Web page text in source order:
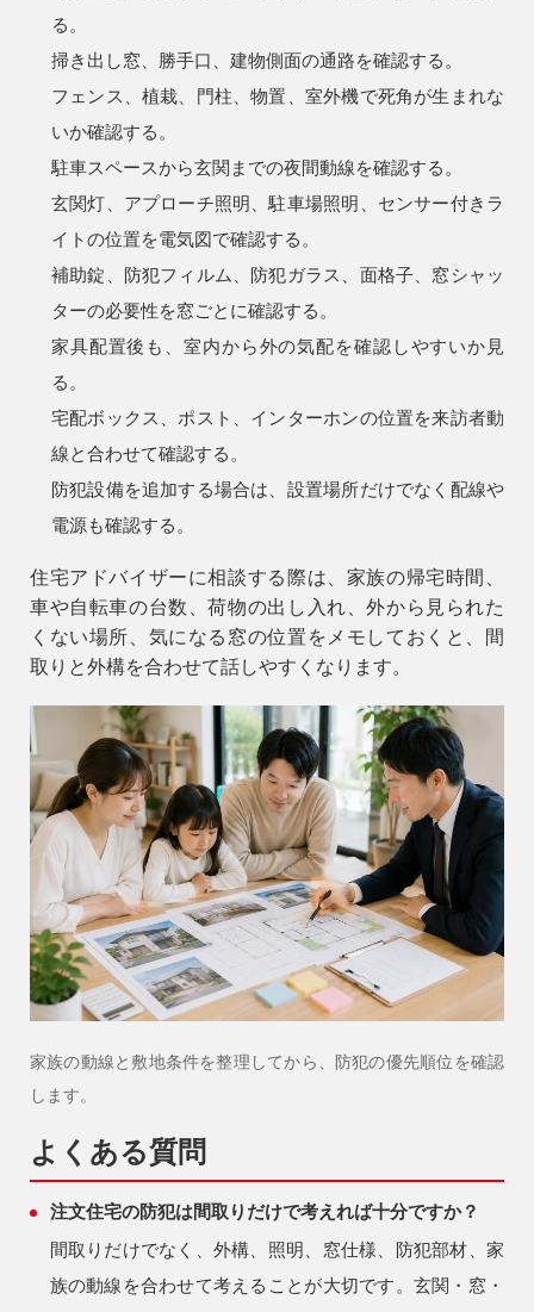
る。
掃き出し窓、勝手口、建物側面の通路を確認する。
フェンス、植栽、門柱、物置、室外機で死角が生まれな
いか確認する。
駐車スペースから玄関までの夜間動線を確認する。
玄関灯、アプローチ照明、駐車場照明、センサー付きラ
イトの位置を電気図で確認する。
補助錠、防犯フィルム、防犯ガラス、面格子、窓シャッ
ターの必要性を窓ごとに確認する。
家具配置後も、室内から外の気配を確認しやすいか見
る。
宅配ボックス、ポスト、インターホンの位置を来訪者動
線と合わせて確認する。
防犯設備を追加する場合は、設置場所だけでなく配線や
電源も確認する。
住宅アドバイザーに相談する際は、家族の帰宅時間、
車や自転車の台数、荷物の出し入れ、外から見られた
くない場所、気になる窓の位置をメモしておくと、間
取りと外構を合わせて話しやすくなります。
家族の動線と敷地条件を整理してから、防犯の優先順位を確認
します。
よくある質問
注文住宅の防犯は間取りだけで考えれば十分ですか？
間取りだけでなく、外構、照明、窓仕様、防犯部材、家
族の動線を合わせて考えることが大切です。玄関・窓・